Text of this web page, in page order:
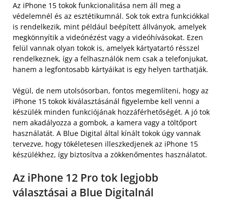
Az iPhone 15 tokok funkcionalitása nem áll meg a
védelemnél és az esztétikumnál. Sok tok extra funkciókkal
is rendelkezik, mint például beépített állványok, amelyek
megkönnyítik a videónézést vagy a videóhívásokat. Ezen
felül vannak olyan tokok is, amelyek kártyatartó résszel
rendelkeznek, így a felhasználók nem csak a telefonjukat,
hanem a legfontosabb kártyáikat is egy helyen tarthatják.
Végül, de nem utolsósorban, fontos megemlíteni, hogy az
iPhone 15 tokok kiválasztásánál figyelembe kell venni a
készülék minden funkciójának hozzáférhetőségét. A jó tok
nem akadályozza a gombok, a kamera vagy a töltőport
használatát. A Blue Digital által kínált tokok úgy vannak
tervezve, hogy tökéletesen illeszkedjenek az iPhone 15
készülékhez, így biztosítva a zökkenőmentes használatot.
Az iPhone 12 Pro tok legjobb
választásai a Blue Digitalnál